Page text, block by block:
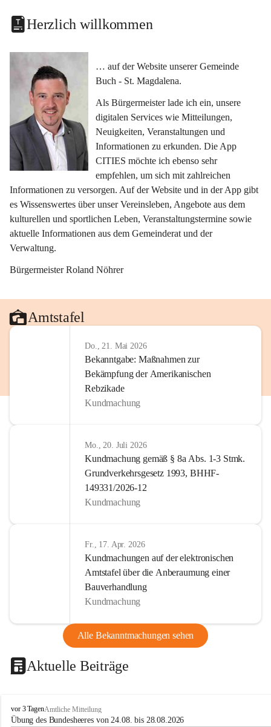
Herzlich willkommen
… auf der Website unserer Gemeinde
Buch - St. Magdalena.
Als Bürgermeister lade ich ein, unsere
digitalen Services wie Mitteilungen,
Neuigkeiten, Veranstaltungen und
Informationen zu erkunden. Die App
CITIES möchte ich ebenso sehr
empfehlen, um sich mit zahlreichen
Informationen zu versorgen. Auf der Website und in der App gibt
es Wissenswertes über unser Vereinsleben, Angebote aus dem
kulturellen und sportlichen Leben, Veranstaltungstermine sowie
aktuelle Informationen aus dem Gemeinderat und der
Verwaltung.
Bürgermeister Roland Nöhrer
Amtstafel
Do., 21. Mai 2026
Bekanntgabe: Maßnahmen zur
Bekämpfung der Amerikanischen
Rebzikade
Kundmachung
Mo., 20. Juli 2026
Kundmachung gemäß § 8a Abs. 1-3 Stmk.
Grundverkehrsgesetz 1993, BHHF-
149331/2026-12
Kundmachung
Fr., 17. Apr. 2026
Kundmachungen auf der elektronischen
Amtstafel über die Anberaumung einer
Bauverhandlung
Kundmachung
Alle Bekanntmachungen sehen
Aktuelle Beiträge
B
u
vor 3 TagenAmtliche Mitteilung
Übung des Bundesheeres von 24.08. bis 28.08.2026